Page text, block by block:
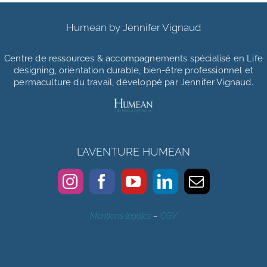
Humean by Jennifer Vignaud
Centre de ressources & accompagnements spécialisé en Life
designing, orientation durable, bien-être professionnel et
permaculture du travail, développé par Jennifer Vignaud.
L’AVENTURE HUMEAN
Mentions légales – CGV